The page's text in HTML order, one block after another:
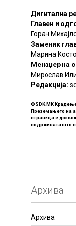
Дигитална
Главен и
Горан
Заменик
Марина
Менаџер на
Мирослав
Редакцијa:
©SDK.MK
Преземањето на
страница е
содржината што
Архива
Архива